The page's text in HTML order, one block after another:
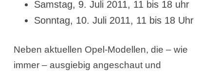
Samstag, 9. Juli 2011, 11 bis 18 uhr
Sonntag, 10. Juli 2011, 11 bis 18 Uhr
Neben aktuellen Opel-Modellen, die – wie
immer – ausgiebig angeschaut und